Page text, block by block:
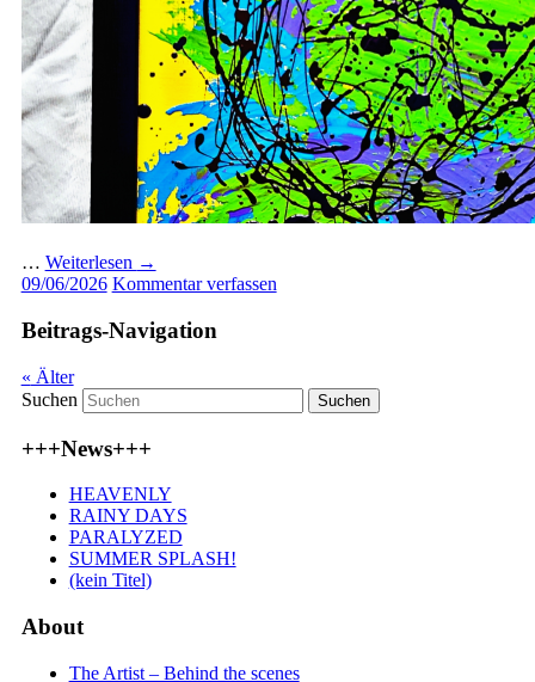
… Weiterlesen →
09/06/2026 Kommentar verfassen
Beitrags-Navigation
« Älter
Suchen
+++News+++
HEAVENLY
RAINY DAYS
PARALYZED
SUMMER SPLASH!
(kein Titel)
About
The Artist – Behind the scenes